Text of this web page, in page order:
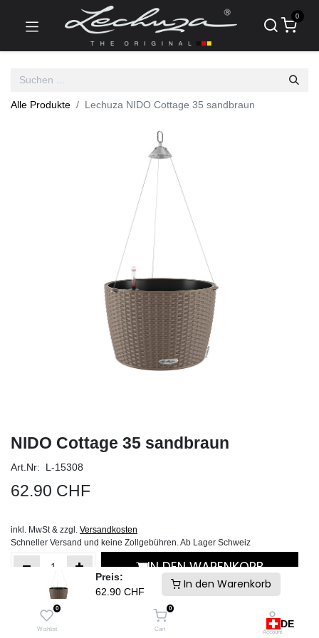
Preis:
62.90 CHF
In den Warenkorb
0
Wishlist
0
Cart Account
0
Alle Produkte Lechuza NIDO Cottage 35 sandbraun
NIDO Cottage 35 sandbraun
Art.Nr: L-15308
62.90 CHF
inkl. MwSt & zzgl. Versandkosten
Schneller Versand und keine Zollgebühren. Ab Lager Schweiz
IN DEN WARENKORB
Auf die Wunschliste
DE